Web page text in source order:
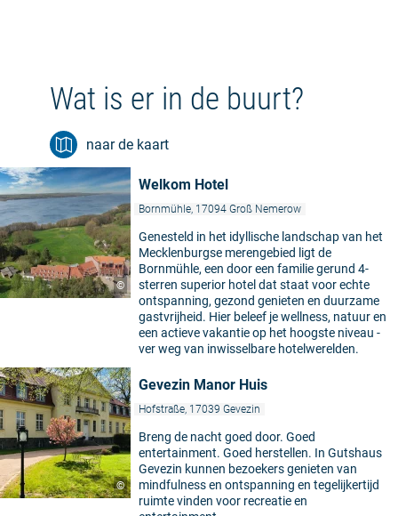
Wat is er in de buurt?
naar de kaart
©
Welkom Hotel
Bornmühle, 17094 Groß Nemerow
Genesteld in het idyllische landschap van het
Mecklenburgse merengebied ligt de
Bornmühle, een door een familie gerund 4-
sterren superior hotel dat staat voor echte
ontspanning, gezond genieten en duurzame
gastvrijheid. Hier beleef je wellness, natuur en
een actieve vakantie op het hoogste niveau -
ver weg van inwisselbare hotelwerelden.
©
Gevezin Manor Huis
Hofstraße, 17039 Gevezin
Breng de nacht goed door. Goed
entertainment. Goed herstellen. In Gutshaus
Gevezin kunnen bezoekers genieten van
mindfulness en ontspanning en tegelijkertijd
ruimte vinden voor recreatie en